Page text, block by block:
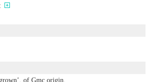
of Gmc origin.